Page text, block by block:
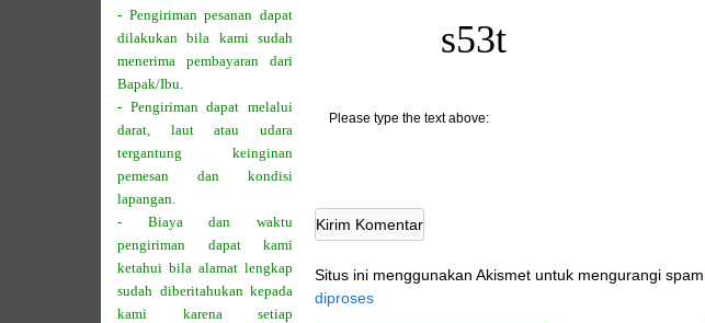
s53t
Please type the text above:
Situs ini menggunakan Akismet untuk mengurangi spam.
diproses
- Pengiriman pesanan dapat
dilakukan bila kami sudah
menerima pembayaran dari
Bapak/Ibu.
- Pengiriman dapat melalui
darat, laut atau udara
tergantung keinginan
pemesan dan kondisi
lapangan.
- Biaya dan waktu
pengiriman dapat kami
ketahui bila alamat lengkap
sudah diberitahukan kepada
kami karena setiap